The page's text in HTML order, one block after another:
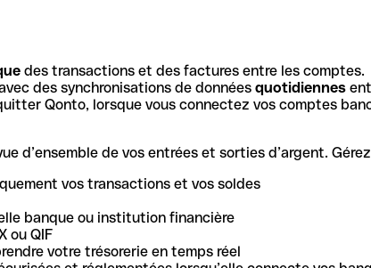
des transactions et des factures entre les comptes.
des synchronisations de données quotidiennes
Qonto, lorsque vous connectez vos comptes
d’ensemble de vos entrées et sorties d’argent.
vos transactions et vos soldes
banque ou institution financière
ou QIF
votre trésorerie en temps réel